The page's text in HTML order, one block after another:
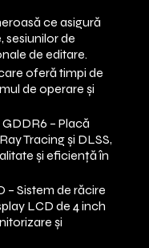
ce asigură
sesiunilor de
de editare.
oferă timpi de
de operare și
– Placă
Tracing și DLSS,
și eficiență în
– Sistem de răcire
LCD de 4 inch
și